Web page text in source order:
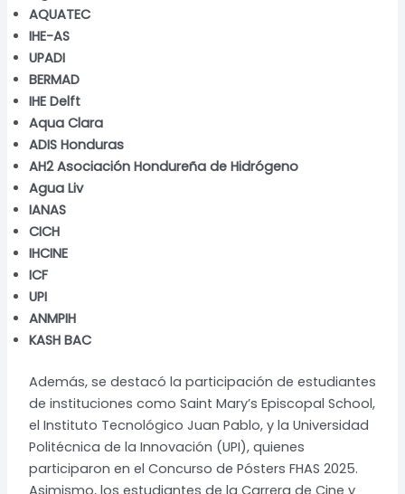
AQUATEC
IHE-AS
UPADI
BERMAD
IHE Delft
Aqua Clara
ADIS Honduras
AH2 Asociación Hondureña de Hidrógeno
Agua Liv
IANAS
CICH
IHCINE
ICF
UPI
ANMPIH
KASH BAC
Además, se destacó la participación de estudiantes
de instituciones como Saint Mary’s Episcopal School,
el Instituto Tecnológico Juan Pablo, y la Universidad
Politécnica de la Innovación (UPI), quienes
participaron en el Concurso de Pósters FHAS 2025.
Asimismo, los estudiantes de la Carrera de Cine y